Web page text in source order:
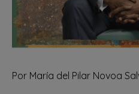
Por María del Pilar Novoa